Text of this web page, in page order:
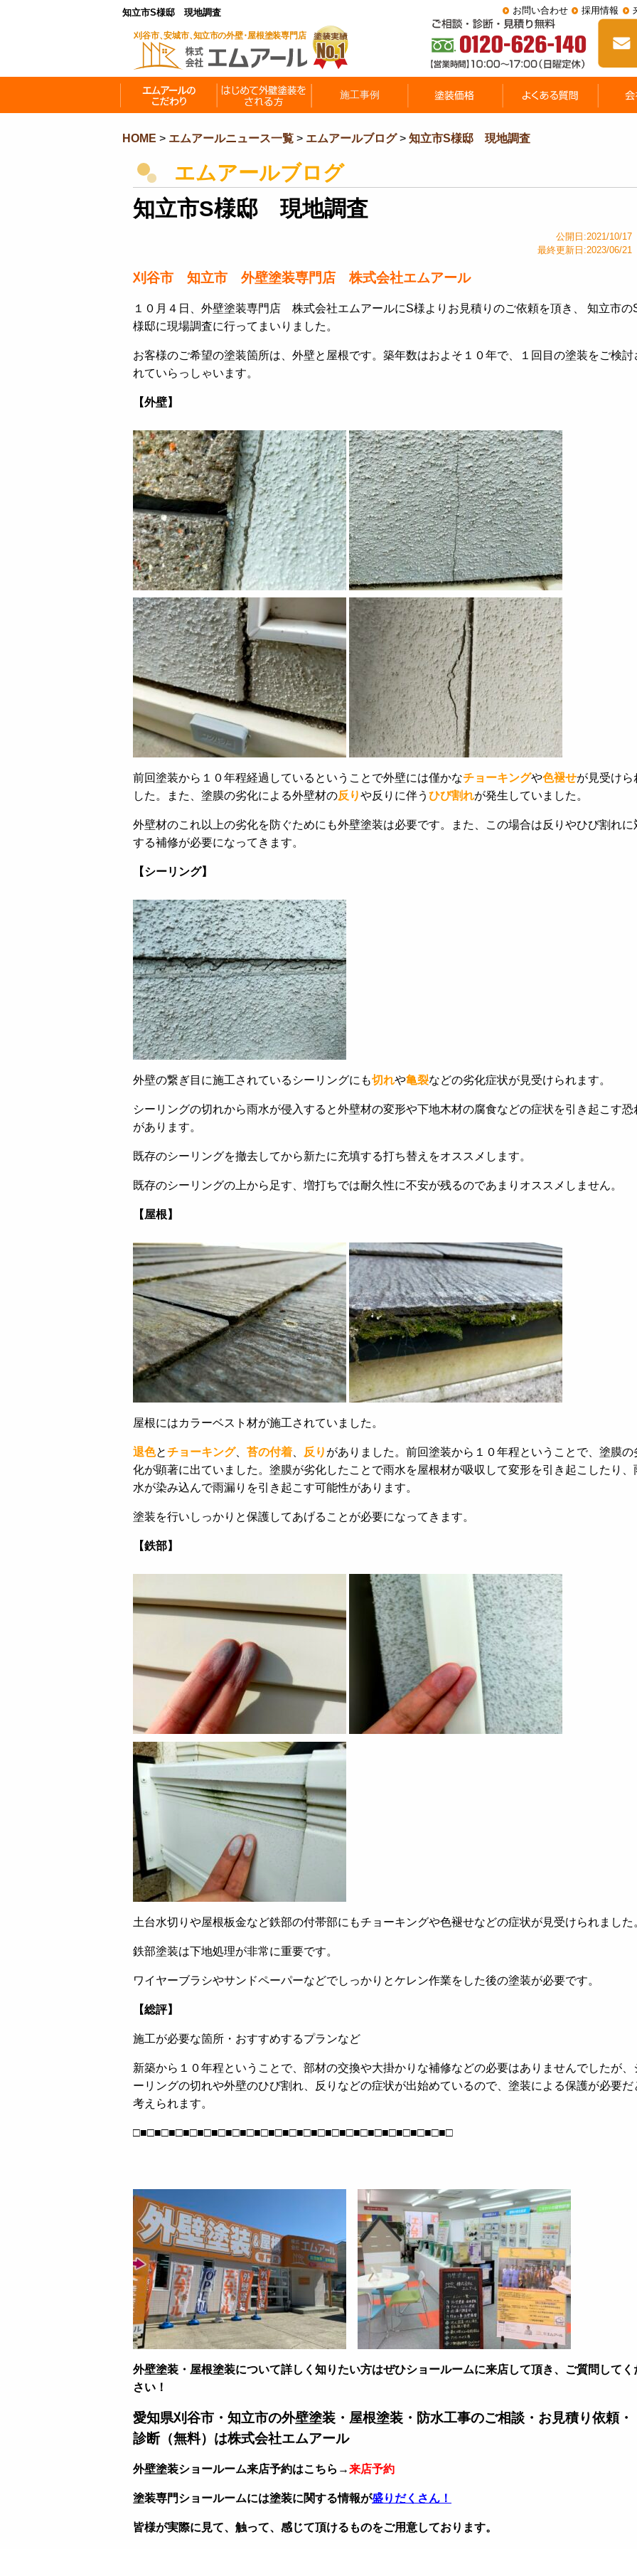
知立市S様邸 現地調査 お問い合わせ 採用情報
HOME > エムアールニュース一覧 > エムアールブログ> 知立市S様邸 現地調査
エムアールブログ
知立市S様邸 現地調査
公開日:2021/10/17
最終更新日:2023/06/21
刈谷市 知立市 外壁塗装専門店 株式会社エムアール
１０月４日、外壁塗装専門店 株式会社エムアールにS様よりお見積りのご依頼を頂き、 知立市の
様邸に現場調査に行ってまいりました。
お客様のご希望の塗装箇所は、外壁と屋根です。築年数はおよそ１０年で、１回目の塗装をご検討
れていらっしゃいます。
【外壁】
前回塗装から１０年程経過しているということで外壁には僅かなチョーキングや色褪せが見受けら
した。また、塗膜の劣化による外壁材の反りや反りに伴う ひび割れが発生していました。
外壁材のこれ以上の劣化を防ぐためにも外壁塗装は必要です。また、この場合は反りやひび割れに
する補修が必要になってきます。
【シーリング】
外壁の繋ぎ目に施工されているシーリングにも切れや亀裂などの劣化症状が見受けられます。
シーリングの切れから雨水が侵入すると外壁材の変形や下地木材の腐食などの症状を引き起こす恐
があります。
既存のシーリングを撤去してから新たに充填する打ち替えをオススメします。
既存のシーリングの上から足す、増打ちでは耐久性に不安が残るのであまりオススメしません。
【屋根】
屋根にはカラーベスト材が施工されていました。
退色とチョーキング、 苔の付着 反り がありました。前回塗装から１０年程ということで、塗膜の
化が顕著に出ていました。塗膜が劣化したことで雨水を屋根材が吸収して変形を引き起こしたり、
水が染み込んで雨漏りを引き起こす可能性があります。
塗装を行いしっかりと保護してあげることが必要になってきます。
【鉄部】
土台水切りや屋根板金など鉄部の付帯部にもチョーキングや色褪せなどの症状が見受けられました
鉄部塗装は下地処理が非常に重要です。
ワイヤーブラシやサンドペーパーなどでしっかりとケレン作業をした後の塗装が必要です。
【総評】
施工が必要な箇所・おすすめするプランなど
新築から１０年程ということで、部材の交換や大掛かりな補修などの必要はありませんでしたが、
ーリングの切れや外壁のひび割れ、反りなどの症状が出始めているので、塗装による保護が必要だ
考えられます。
□■□■□■□■□■□■□■□■□■□■□■□■□■□■□■□■□■□■□■□■□■□■□
外壁塗装・屋根塗装について詳しく知りたい方はぜひショールームに来店して頂き、ご質問してく
さい！
愛知県刈谷市・知立市の外壁塗装・屋根塗装・防水工事のご相談・お見積り依頼・
診断（無料）は株式会社エムアール
外壁塗装ショールーム来店予約はこちら→来店予約
塗装専門ショールームには塗装に関する情報が盛りだくさん！
皆様が実際に見て、触って、感じて頂けるものをご用意しております。